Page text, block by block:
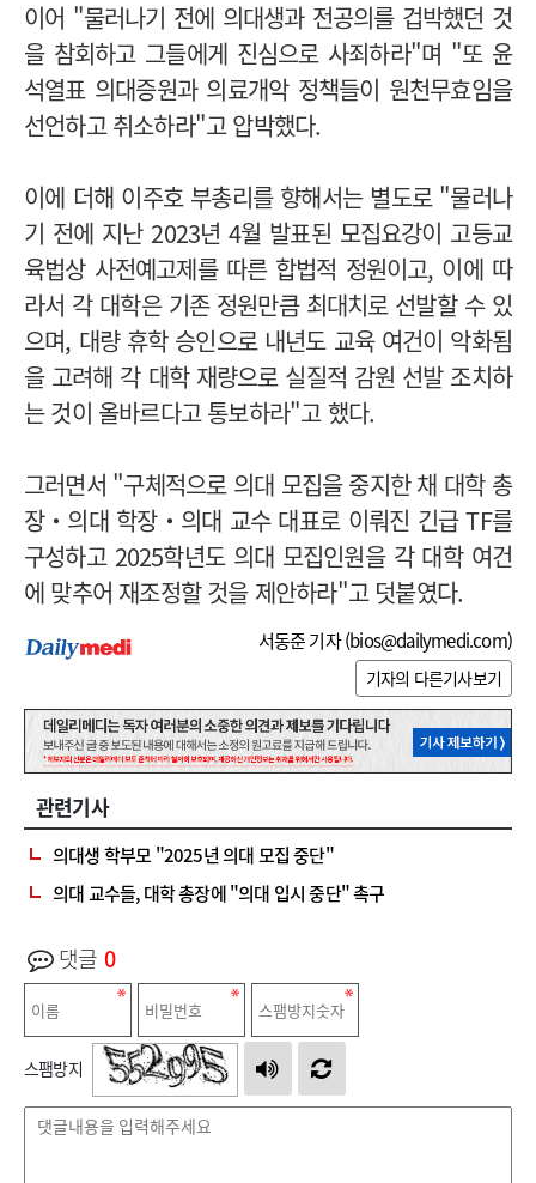
이어 "물러나기 전에 의대생과 전공의를 겁박했던 것
을 참회하고 그들에게 진심으로 사죄하라"며 "또 윤
석열표 의대증원과 의료개악 정책들이 원천무효임을
선언하고 취소하라"고 압박했다.
이에 더해 이주호 부총리를 향해서는 별도로 "물러나
기 전에 지난 2023년 4월 발표된 모집요강이 고등교
육법상 사전예고제를 따른 합법적 정원이고, 이에 따
라서 각 대학은 기존 정원만큼 최대치로 선발할 수 있
으며, 대량 휴학 승인으로 내년도 교육 여건이 악화됨
을 고려해 각 대학 재량으로 실질적 감원 선발 조치하
는 것이 올바르다고 통보하라"고 했다.
그러면서 "구체적으로 의대 모집을 중지한 채 대학 총
장‧의대 학장‧의대 교수 대표로 이뤄진 긴급 TF를
구성하고 2025학년도 의대 모집인원을 각 대학 여건
에 맞추어 재조정할 것을 제안하라"고 덧붙였다.
서동준 기자 (bios@dailymedi.com)
기자의 다른기사보기
관련기사
의대생 학부모 "2025년 의대 모집 중단"
의대 교수들, 대학 총장에 "의대 입시 중단" 촉구
댓글 0
스팸방지